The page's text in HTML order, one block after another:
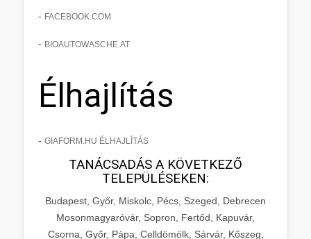
- FACEBOOK.COM
- BIOAUTOWASCHE.AT
Élhajlítás
- GIAFORM.HU ÉLHAJLÍTÁS
TANÁCSADÁS A KÖVETKEZŐ
TELEPÜLÉSEKEN:
Budapest, Győr, Miskolc, Pécs, Szeged, Debrecen
Mosonmagyaróvár, Sopron, Fertőd, Kapuvár,
Csorna, Győr, Pápa, Celldömölk, Sárvár, Kőszeg,